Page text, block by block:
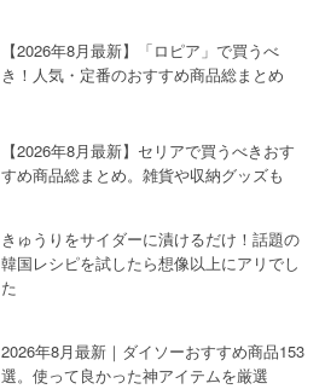
【2026年8月最新】「ロピア」で買うべ
き！人気・定番のおすすめ商品総まとめ
【2026年8月最新】セリアで買うべきおす
すめ商品総まとめ。雑貨や収納グッズも
きゅうりをサイダーに漬けるだけ！話題の
韓国レシピを試したら想像以上にアリでし
た
2026年8月最新｜ダイソーおすすめ商品153
選。使って良かった神アイテムを厳選